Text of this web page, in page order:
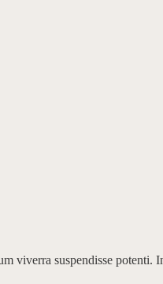
viverra suspendisse potenti.